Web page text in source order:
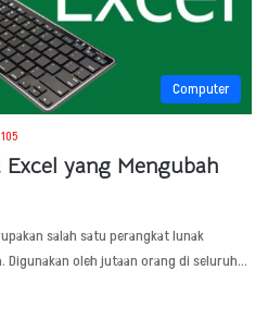
Computer
Excel yang Mengubah
salah satu perangkat lunak
Digunakan oleh jutaan orang di seluruh…